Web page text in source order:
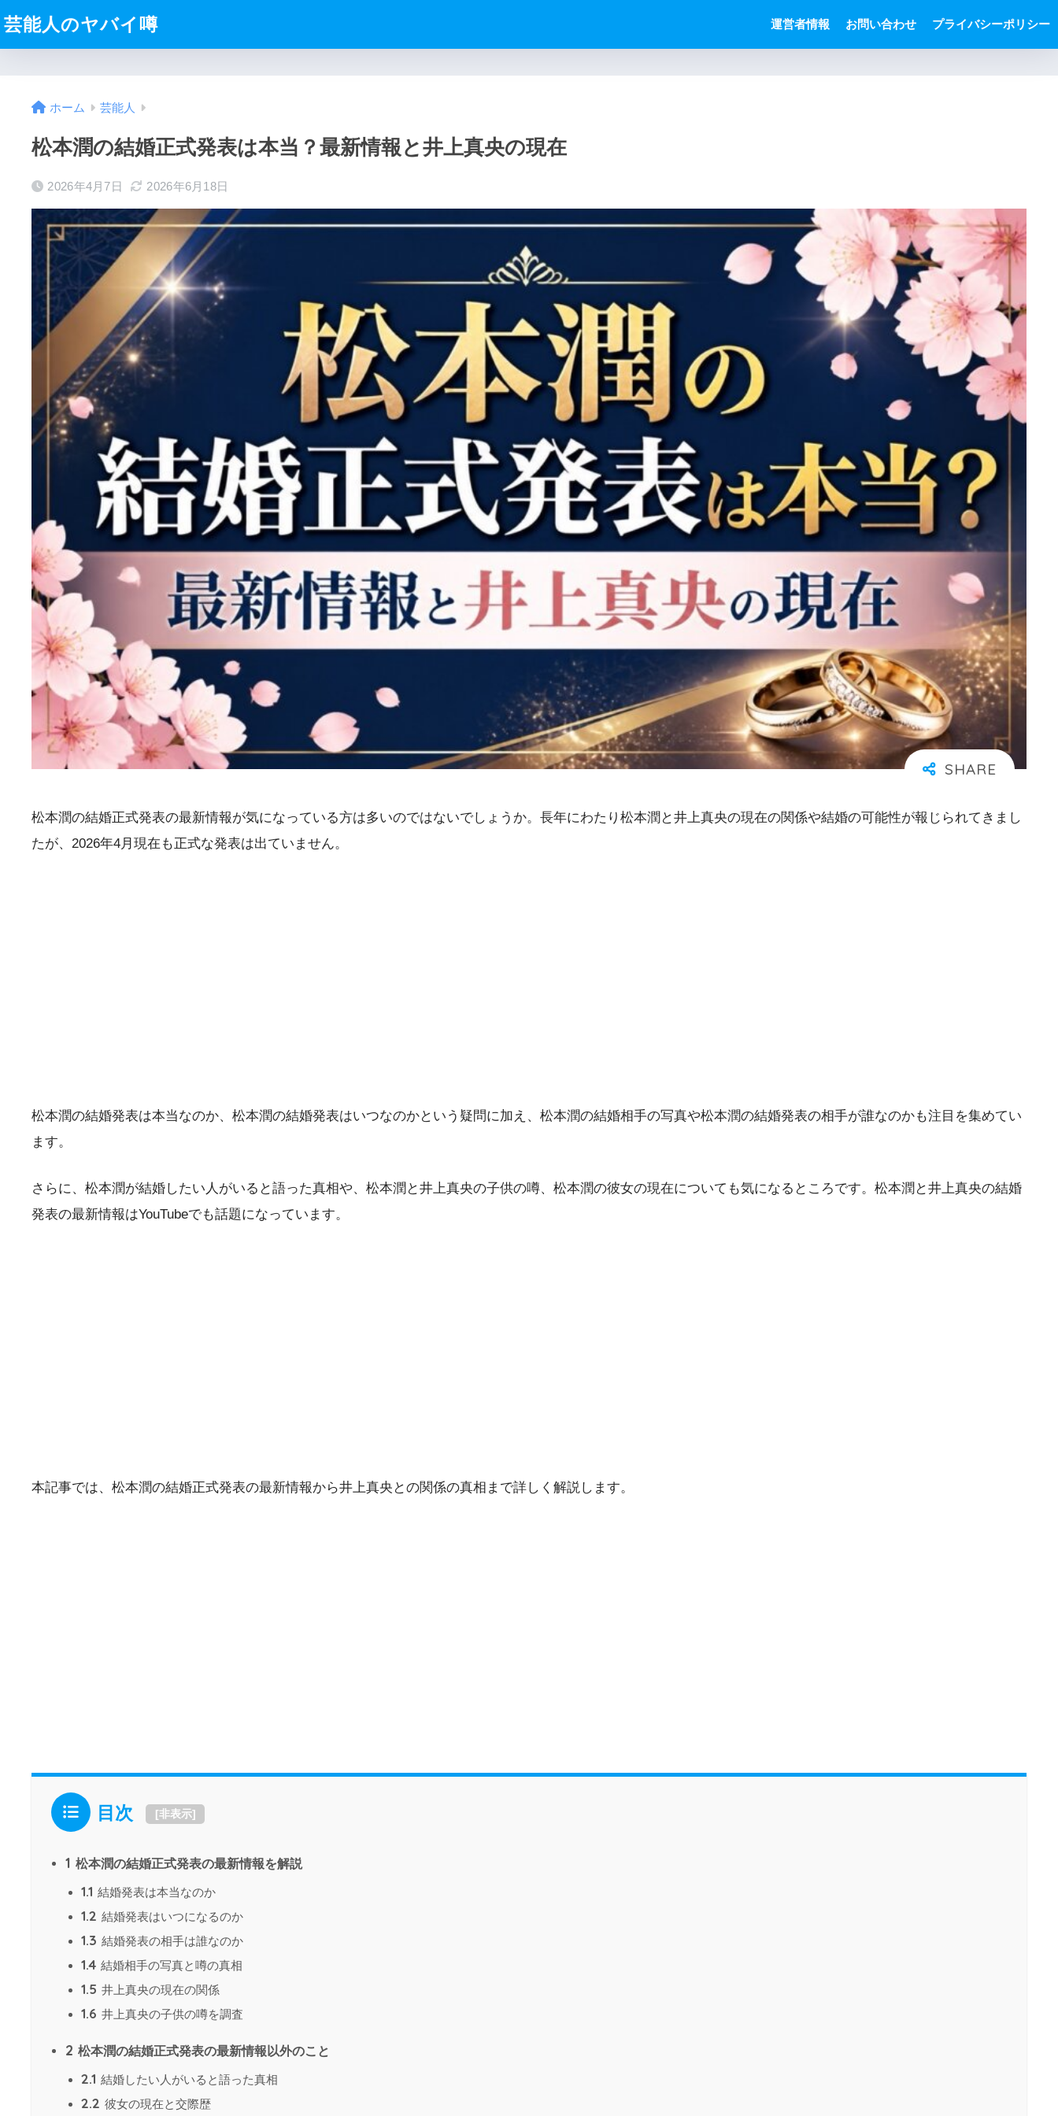
芸能人のヤバイ噂 運営者情報 お問い合わせ プライバシーポリシー
ホーム 芸能人
松本潤の結婚正式発表は本当？最新情報と井上真央の現在
2026年4月7日 2026年6月18日
松本潤の結婚正式発表の最新情報が気になっている方は多いのではないでしょうか。長年にわたり松本潤と井上真央の現在の関係や結婚の可能性が報じられてきまし
たが、2026年4月現在も正式な発表は出ていません。
松本潤の結婚発表は本当なのか、松本潤の結婚発表はいつなのかという疑問に加え、松本潤の結婚相手の写真や松本潤の結婚発表の相手が誰なのかも注目を集めてい
ます。
さらに、松本潤が結婚したい人がいると語った真相や、松本潤と井上真央の子供の噂、松本潤の彼女の現在についても気になるところです。松本潤と井上真央の結婚
発表の最新情報はYouTubeでも話題になっています。
本記事では、松本潤の結婚正式発表の最新情報から井上真央との関係の真相まで詳しく解説します。
目次 [非表示]
1 松本潤の結婚正式発表の最新情報を解説
1.1 結婚発表は本当なのか
1.2 結婚発表はいつになるのか
1.3 結婚発表の相手は誰なのか
1.4 結婚相手の写真と噂の真相
1.5 井上真央の現在の関係
1.6 井上真央の子供の噂を調査
2 松本潤の結婚正式発表の最新情報以外のこと
2.1 結婚したい人がいると語った真相
2.2 彼女の現在と交際歴